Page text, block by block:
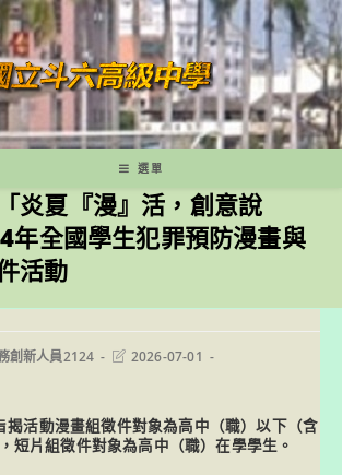
選單
炎夏『漫』活，創意說
年全國學生犯罪預防漫畫與
活動
創新人員2124
Post2026-07-01
揭活動漫畫組徵件對象為高中（職）以下（含
短片組徵件對象為高中（職）在學學生。